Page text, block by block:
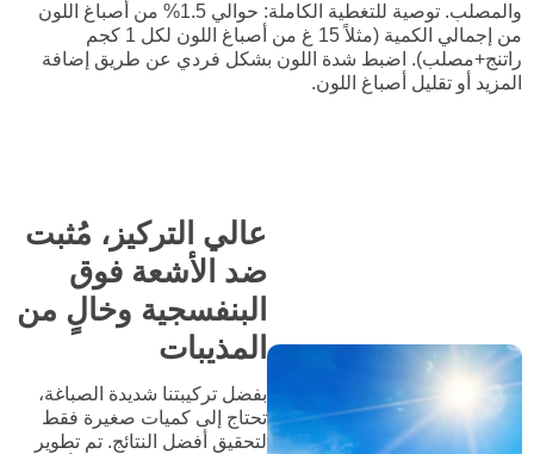
والمصلب. توصية للتغطية الكاملة: حوالي 1.5% من أصباغ اللون
من إجمالي الكمية (مثلاً 15 غ من أصباغ اللون لكل 1 كجم
راتنج+مصلب). اضبط شدة اللون بشكل فردي عن طريق إضافة
المزيد أو تقليل أصباغ اللون.
عالي التركيز، مُثبت
ضد الأشعة فوق
البنفسجية وخالٍ من
المذيبات
بفضل تركيبتنا شديدة الصباغة،
تحتاج إلى كميات صغيرة فقط
لتحقيق أفضل النتائج. تم تطوير